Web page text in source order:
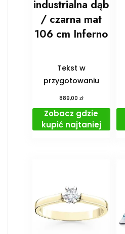
industrialna dąb
/ czarna mat
106 cm Inferno
Tekst w
przygotowaniu
889,00 zł
Zobacz gdzie
kupić najtaniej